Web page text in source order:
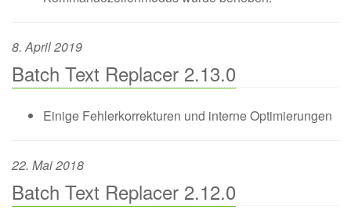
8. April 2019
Batch Text Replacer 2.13.0
Einige Fehlerkorrekturen und interne Optimierungen
22. Mai 2018
Batch Text Replacer 2.12.0